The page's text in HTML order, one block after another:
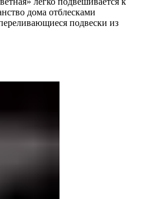
дома отблесками
подвески из